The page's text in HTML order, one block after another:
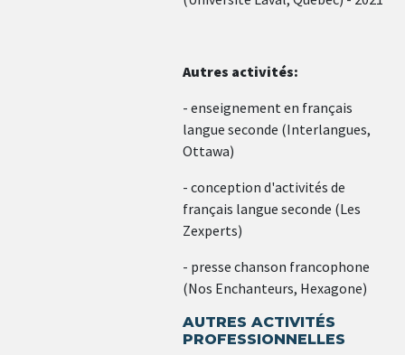
Autres activités:
- enseignement en français
langue seconde (Interlangues,
Ottawa)
- conception d'activités de
français langue seconde (Les
Zexperts)
- presse chanson francophone
(Nos Enchanteurs, Hexagone)
AUTRES ACTIVITÉS
PROFESSIONNELLES